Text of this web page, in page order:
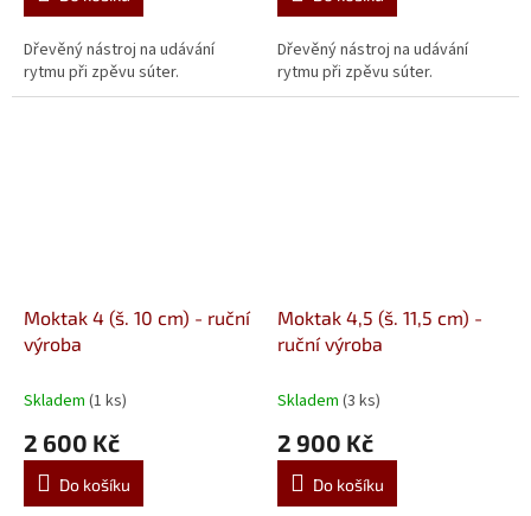
Dřevěný nástroj na udávání
rytmu při zpěvu súter.
Dřevěný nástroj na udávání
rytmu při zpěvu súter.
Moktak 4 (š. 10 cm) - ruční
výroba
Skladem (1 ks)
2 600 Kč
Do košíku
Moktak 4,5 (š. 11,5 cm) -
ruční výroba
Skladem (3 ks)
2 900 Kč
Do košíku